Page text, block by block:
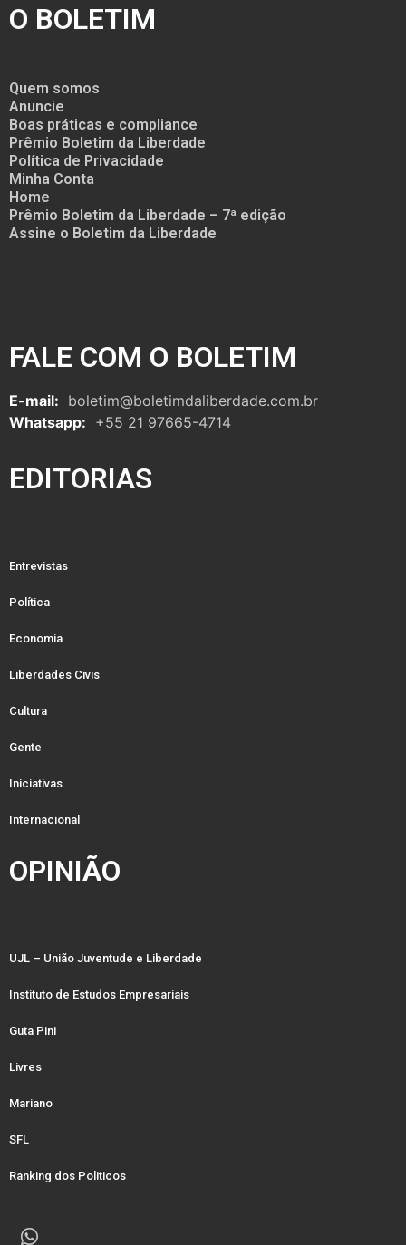
O BOLETIM
Quem somos
Anuncie
Boas práticas e compliance
Prêmio Boletim da Liberdade
Política de Privacidade
Minha Conta
Home
Prêmio Boletim da Liberdade – 7ª edição
Assine o Boletim da Liberdade
FALE COM O BOLETIM
E-mail: boletim@boletimdaliberdade.com.br
Whatsapp: +55 21 97665-4714
EDITORIAS
Entrevistas
Política
Economia
Liberdades Civis
Cultura
Gente
Iniciativas
Internacional
OPINIÃO
UJL – União Juventude e Liberdade
Instituto de Estudos Empresariais
Guta Pini
Livres
Mariano
SFL
Ranking dos Politicos